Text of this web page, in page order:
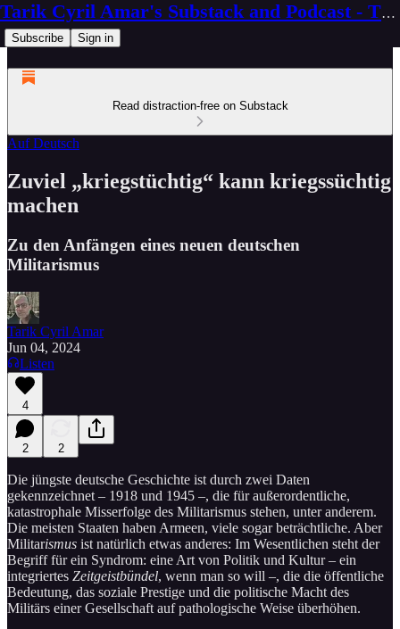
Tarik Cyril Amar's Substack and Podcast - The Ninth Wave
Subscribe Sign in
Read distraction-free on Substack
Auf Deutsch
Zuviel „kriegstüchtig“ kann kriegssüchtig
machen
Zu den Anfängen eines neuen deutschen
Militarismus
Tarik Cyril Amar
Jun 04, 2024
Listen
4
2 2
Die jüngste deutsche Geschichte ist durch zwei Daten
gekennzeichnet – 1918 und 1945 –, die für außerordentliche,
katastrophale Misserfolge des Militarismus stehen, unter anderem.
Die meisten Staaten haben Armeen, viele sogar beträchtliche. Aber
Militarismus ist natürlich etwas anderes: Im Wesentlichen steht der
Begriff für ein Syndrom: eine Art von Politik und Kultur – ein
integriertes Zeitgeistbündel, wenn man so will –, die die öffentliche
Bedeutung, das soziale Prestige und die politische Macht des
Militärs einer Gesellschaft auf pathologische Weise überhöhen.